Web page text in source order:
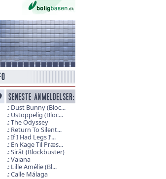
Dust Bunny (Bloc...
Ustoppelig (Bloc...
The Odyssey
Return To Silent...
If I Had Legs I’...
En Kage Til Præs...
Sirât (Blockbuster)
Vaiana
Lille Amélie (Bl...
Calle Málaga